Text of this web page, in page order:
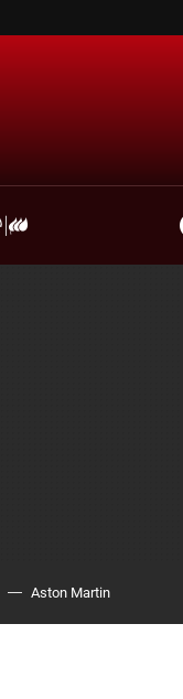
Aston Martin